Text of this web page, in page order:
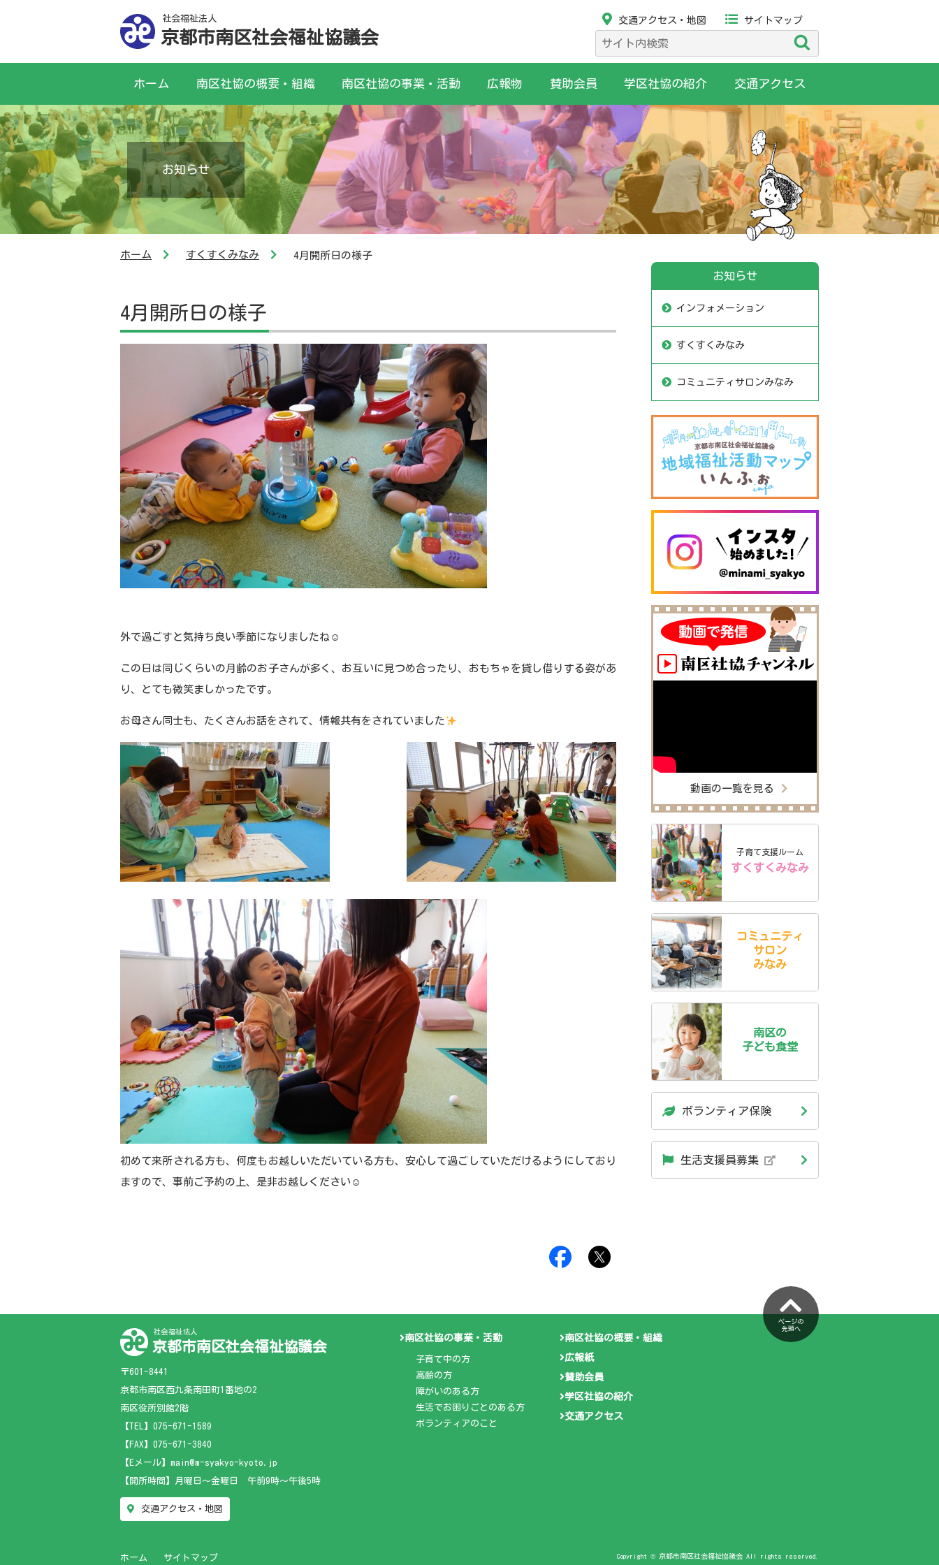
社会福祉法人
京都市南区社会福祉協議会
交通アクセス・地図 サイトマップ
検
索:
ホーム 南区社協の概要・組織 南区社協の事業・活動 広報物 賛助会員 学区社協の紹介 交通アクセス
お知らせ
ホーム すくすくみなみ 4月開所日の様子
4月開所日の様子
外で過ごすと気持ち良い季節になりましたね ☺
この日は同じくらいの月齢のお子さんが多く、お互いに見つめ合ったり、おもちゃを貸し借りする姿があ
り、とても微笑ましかったです。
お母さん同士も、たくさんお話をされて、情報共有をされていました
初めて来所される方も、何度もお越しいただいている方も、安心して過ごしていただけるようにしており
ますので、事前ご予約の上、是非お越しください ☺
お知らせ
インフォメーション
すくすくみなみ
コミュニティサロンみなみ
動画の一覧を見る
子育て支援ルーム
すくすくみなみ
コミュニティ
サロン
みなみ
南区の
子ども食堂
ボランティア保険
生活支援員募集
ページの
先頭へ
社会福祉法人
京都市南区社会福祉協議会
〒601-8441
京都市南区西九条南田町1番地の2
南区役所別館2階
【TEL】 075-671-1589
【FAX】075-671-3840
【Eメール】main@m-syakyo-kyoto.jp
【開所時間】月曜日～金曜日 午前9時～午後5時
交通アクセス・地図
南区社協の事業・活動
子育て中の方
高齢の方
障がいのある方
生活でお困りごとのある方
ボランティアのこと
南区社協の概要・組織
広報紙
賛助会員
学区社協の紹介
交通アクセス
ホーム サイトマップ Copyright © 京都市南区社会福祉協議会 All rights reserved.